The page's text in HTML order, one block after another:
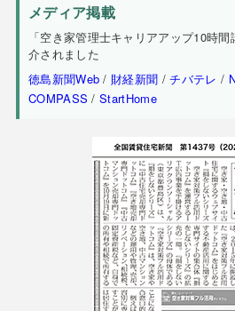
メディア掲載
「空き家管理士キャリアアップ10時
介されました
徳島新聞Web / 財経新聞 /チバテレ /
COMPASS /StartHome